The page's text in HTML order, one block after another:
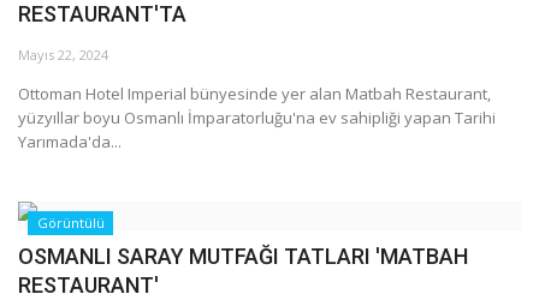
RESTAURANT'TA
Mayıs 22, 2024
Ottoman Hotel Imperial bünyesinde yer alan Matbah Restaurant,
yüzyıllar boyu Osmanlı İmparatorluğu'na ev sahipliği yapan Tarihi
Yarımada'da...
Görüntülü
OSMANLI SARAY MUTFAĞI TATLARI 'MATBAH
RESTAURANT'